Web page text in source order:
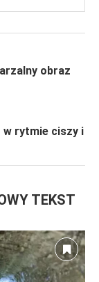
obraz
w rytmie ciszy i
TEKST